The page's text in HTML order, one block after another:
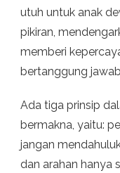
utuh untuk anak
pikiran,
memberi
bertanggung
Ada tiga prinsip
bermakna, yaitu:
jangan
dan arahan hanya